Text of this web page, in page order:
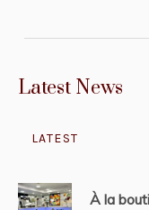
Latest News
LATEST
À la